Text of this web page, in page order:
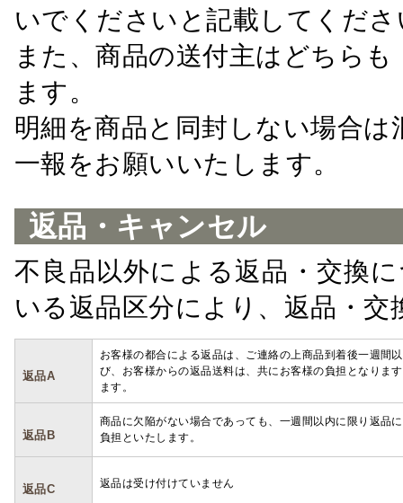
いでくださいと記載してくださ
また、商品の送付主はどちら
ます。
明細を商品と同封しない場合
一報をお願いいたします。
返品・キャンセル
不良品以外による返品・交換
いる返品区分により、返品・
返品A
お客様の都合による返品は、ご連絡の上商品到着後一週間
び、お客様からの返品送料は、共にお客様の負担となりま
ます。
返品B
商品に欠陥がない場合であっても、一週間以内に限り返品
負担といたします。
返品C 返品は受け付けていません